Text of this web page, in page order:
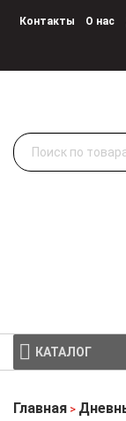
Контакты О нас
Искать:
КАТАЛОГ
Главная >